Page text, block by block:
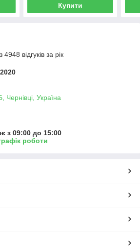
Купити
відгуків за рік
Чернівці, Україна
з 09:00 до 15:00
роботи